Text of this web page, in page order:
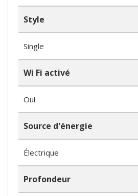
Style
Single
Wi Fi activé
Oui
Source d'énergie
Électrique
Profondeur